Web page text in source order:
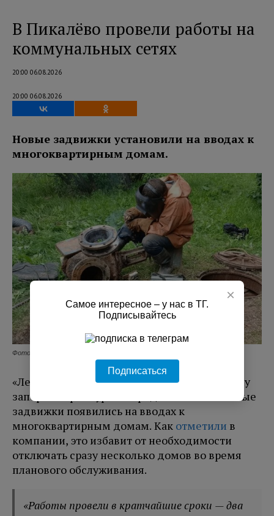
В Пикалёво провели работы на
коммунальных сетях
20:00 06.08.2026
20:00 06.08.2026
Новые задвижки установили на вводах к
многоквартирным домам.
Фото: Леноблводоканал
«Леноблводоканал» провел плановую замену
запорной арматуры в городе Пикалёво. Новые
задвижки появились на вводах к
многоквартирным домам. Как отметили в
компании, это избавит от необходимости
отключать сразу несколько домов во время
планового обслуживания.
«Работы провели в кратчайшие сроки — два
×
Самое интересное – у нас в ТГ.
Подписывайтесь
Подписаться